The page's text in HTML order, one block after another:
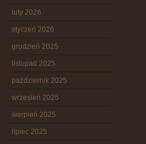
luty 2026
styczeń 2026
grudzień 2025
listopad 2025
październik 2025
wrzesień 2025
sierpień 2025
lipiec 2025